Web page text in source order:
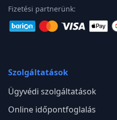
Fizetési partnerünk:
Szolgáltatások
Ügyvédi szolgáltatások
Online időpontfoglalás